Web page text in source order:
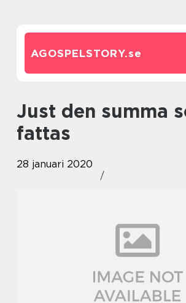
AGOSPELSTORY.se
Just den summa som
fattas
28 januari 2020